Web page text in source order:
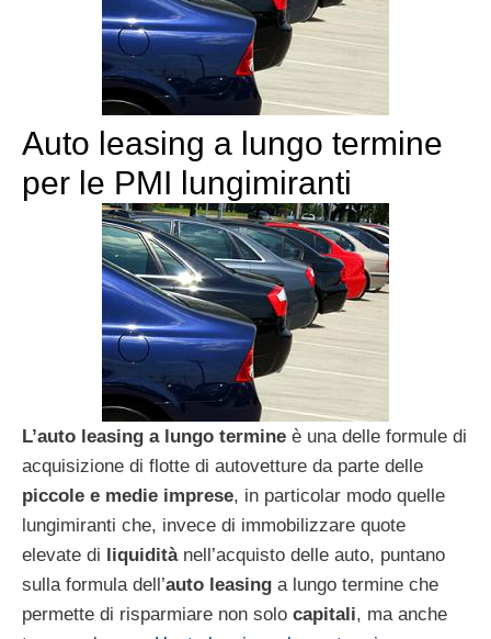
Auto leasing a lungo termine
per le PMI lungimiranti
L’auto leasing a lungo termine è una delle formule di
acquisizione di flotte di autovetture da parte delle
piccole e medie imprese, in particolar modo quelle
lungimiranti che, invece di immobilizzare quote
elevate di liquidità nell’acquisto delle auto, puntano
sulla formula dell’auto leasing a lungo termine che
permette di risparmiare non solo capitali, ma anche